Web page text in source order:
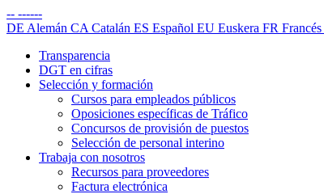
-- ------
DE Alemán CA Catalán ES Español EU Euskera FR Francés
Transparencia
DGT en cifras
Selección y formación
Cursos para empleados públicos
Oposiciones específicas de Tráfico
Concursos de provisión de puestos
Selección de personal interino
Trabaja con nosotros
Recursos para proveedores
Factura electrónica